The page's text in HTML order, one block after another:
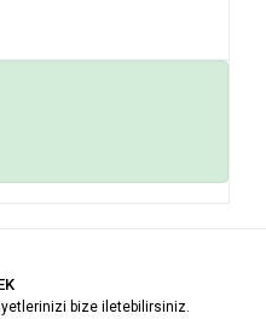
bize iletebilirsiniz.